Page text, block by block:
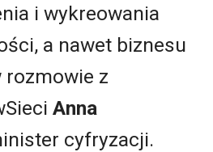
i wykreowania
a nawet biznesu
rozmowie z
Anna
cyfryzacji.